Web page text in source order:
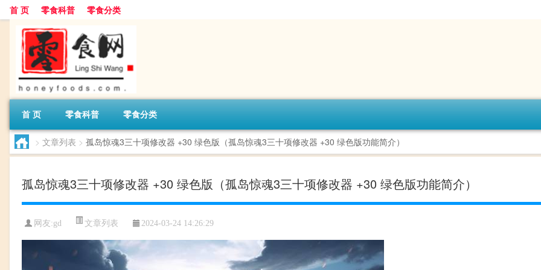
首 页 零食科普 零食分类
首 页 零食科普 零食分类
> 文章列表 > 孤岛惊魂3三十项修改器 +30 绿色版（孤岛惊魂3三十项修改器 +30 绿色版功能简介）
孤岛惊魂3三十项修改器 +30 绿色版（孤岛惊魂3三十项修改器 +30 绿色版功能简介）
网友:gd 文章列表 2024-03-24 14:26:29